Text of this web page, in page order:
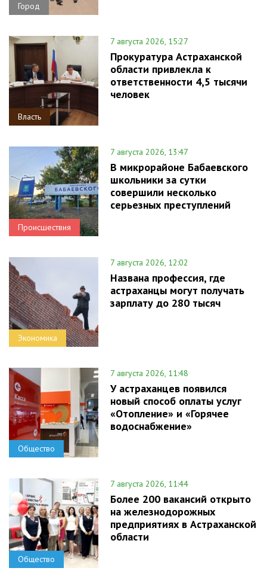
Город
Власть
7 августа 2026, 15:27
Прокуратура Астраханской
области привлекла к
ответственности 4,5 тысячи
человек
Происшествия
7 августа 2026, 13:47
В микрорайоне Бабаевского
школьники за сутки
совершили несколько
серьезных преступлений
Экономика
7 августа 2026, 12:02
Названа профессия, где
астраханцы могут получать
зарплату до 280 тысяч
Общество
7 августа 2026, 11:48
У астраханцев появился
новый способ оплаты услуг
«Отопление» и «Горячее
водоснабжение»
Общество
7 августа 2026, 11:44
Более 200 вакансий открыто
на железнодорожных
предприятиях в Астраханской
области